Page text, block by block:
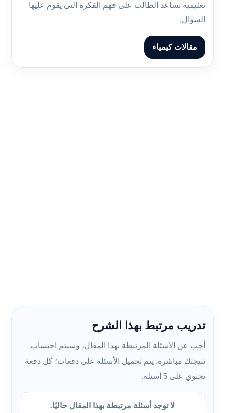
تعليمية تساعد الطالب على فهم الفكرة التي يقوم عليها
السؤال.
مقالات كيمياء
تدريب مرتبط بهذا الشرح
أجب عن الأسئلة المرتبطة بهذا المقال، وسيتم احتساب
نتيجتك مباشرة. يتم تحميل الأسئلة على دفعات؛ كل دفعة
تحتوي على 5 أسئلة.
لا توجد أسئلة مرتبطة بهذا المقال حاليًا.